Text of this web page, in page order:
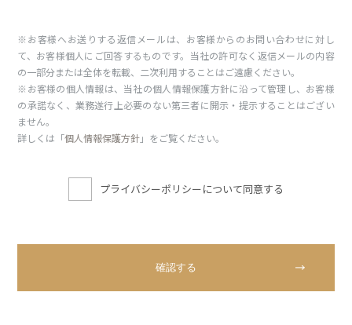
※お客様へお送りする返信メールは、お客様からのお問い合わせに対し
て、お客様個人にご回答するものです。当社の許可なく返信メールの内容
の一部分または全体を転載、二次利用することはご遠慮ください。
※お客様の個人情報は、当社の個人情報保護方針に沿って管理し、お客様
の承諾なく、業務遂行上必要のない第三者に開示・提示することはござい
ません。
詳しくは「個人情報保護方針」をご覧ください。
プライバシーポリシーについて同意する